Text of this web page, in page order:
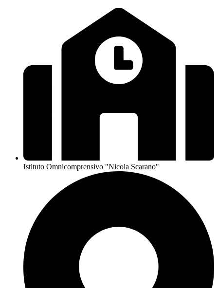
Istituto Omnicomprensivo "Nicola Scarano"